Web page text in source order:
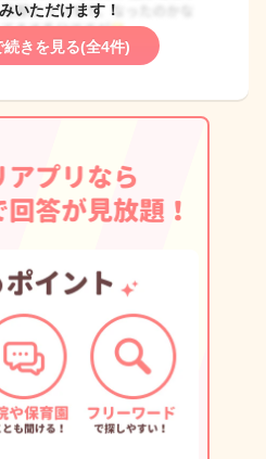
いただけます！
続きを見る(全4件)